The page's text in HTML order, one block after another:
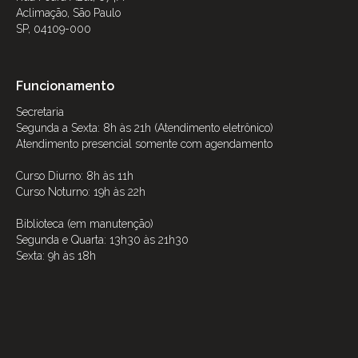
Aclimação, São Paulo
SP, 04109-000
Funcionamento
Secretaria
Segunda a Sexta: 8h às 21h (Atendimento eletrônico)
Atendimento presencial somente com agendamento
Curso Diurno: 8h às 11h
Curso Noturno: 19h às 22h
Biblioteca (em manutenção)
Segunda e Quarta: 13h30 às 21h30
Sexta: 9h às 18h